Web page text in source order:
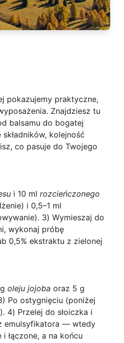
pokazujemy praktyczne,
Znajdziesz tu
balsamu do bogatej
kolejność
co pasuje do Twojego
i 10 ml rozcieńczonego
i 0,5–1 ml
3) Wymieszaj do
wykonaj próbę
0,5% ekstraktu z zielonej
oleju jojoba oraz 5 g
Po ostygnięciu (poniżej
4) Przelej do słoiczka i
emulsyfikatora — wtedy
łączone, a na końcu